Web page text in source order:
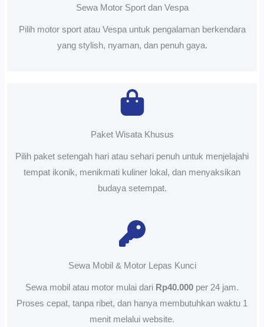
Sewa Motor Sport dan Vespa
Pilih motor sport atau Vespa untuk pengalaman berkendara
yang stylish, nyaman, dan penuh gaya.
Paket Wisata Khusus
Pilih paket setengah hari atau sehari penuh untuk menjelajahi
tempat ikonik, menikmati kuliner lokal, dan menyaksikan
budaya setempat.
Sewa Mobil & Motor Lepas Kunci
Sewa mobil atau motor mulai dari Rp40.000 per 24 jam.
Proses cepat, tanpa ribet, dan hanya membutuhkan waktu 1
menit melalui website.